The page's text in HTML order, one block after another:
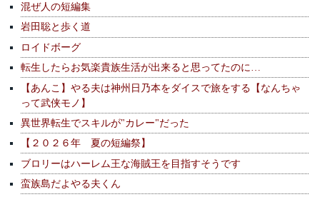
混ぜ人の短編集
岩田聡と歩く道
ロイドボーグ
転生したらお気楽貴族生活が出来ると思ってたのに…
【あんこ】やる夫は神州日乃本をダイスで旅をする【なんちゃ
って武侠モノ】
異世界転生でスキルが"カレー"だった
【２０２６年 夏の短編祭】
ブロリーはハーレム王な海賊王を目指すそうです
蛮族島だよやる夫くん